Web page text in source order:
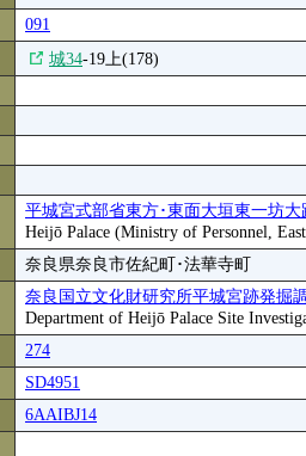
091
城34-19上(178)
平城宮式部省東方･東面大垣東一坊大
Heijō Palace (Ministry of Personnel,
奈良県奈良市佐紀町･法華寺町
奈良国立文化財研究所平城宮跡発掘
Department of Heijō Palace Site
274
SD4951
6AAIBJ14